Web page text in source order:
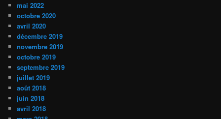
mai 2022
octobre 2020
avril 2020
décembre 2019
novembre 2019
octobre 2019
septembre 2019
juillet 2019
août 2018
juin 2018
avril 2018